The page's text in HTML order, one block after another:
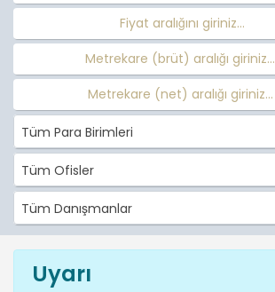
Fiyat aralığını giriniz...
Metrekare (brüt) aralığı giriniz...
Metrekare (net) aralığı giriniz...
Tüm Para Birimleri
Tüm Ofisler
Tüm Danışmanlar
Uyarı